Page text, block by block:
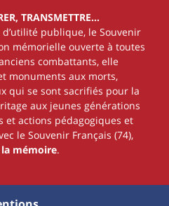
TRANSMETTRE…
publique, le Souvenir
mémorielle ouverte à toutes
combattants, elle
monuments aux morts,
qui se sont sacrifiés pour la
aux jeunes générations
et actions pédagogiques et
le Souvenir Français (74),
mémoire.